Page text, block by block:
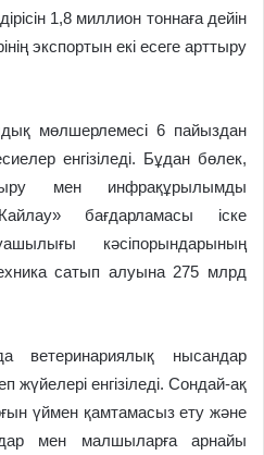
1,8 миллион тоннаға дейін
экспортын екі есеге арттыру
мөлшерлемесі 6 пайыздан
енгізіледі. Бұдан бөлек,
мен инфрақұрылымды
бағдарламасы іске
кәсіпорындарының
сатып алуына 275 млрд
ветеринариялық нысандар
енгізіледі. Сондай-ақ
үймен қамтамасыз ету және
мен малшыларға арнайы